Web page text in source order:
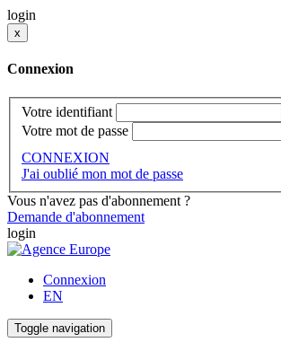
login
x
Connexion
Votre identifiant
Votre mot de passe
CONNEXION
J'ai oublié mon mot de passe
Vous n'avez pas d'abonnement ?
Demande d'abonnement
login
Connexion
EN
Toggle navigation